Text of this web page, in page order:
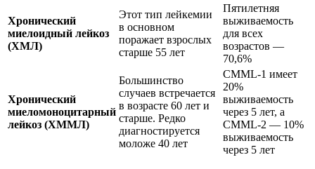
Хронический
миелоидный лейкоз
(ХМЛ)
Этот тип лейкемии
в основном
поражает взрослых
старше 55 лет
Пятилетняя
выживаемость
для всех
возрастов —
70,6%
Хронический
миеломоноцитарный
лейкоз (ХММЛ)
Большинство
случаев встречается
в возрасте 60 лет и
старше. Редко
диагностируется
моложе 40 лет
CMML-1 имеет
20%
выживаемость
через 5 лет, а
CMML-2 — 10%
выживаемость
через 5 лет